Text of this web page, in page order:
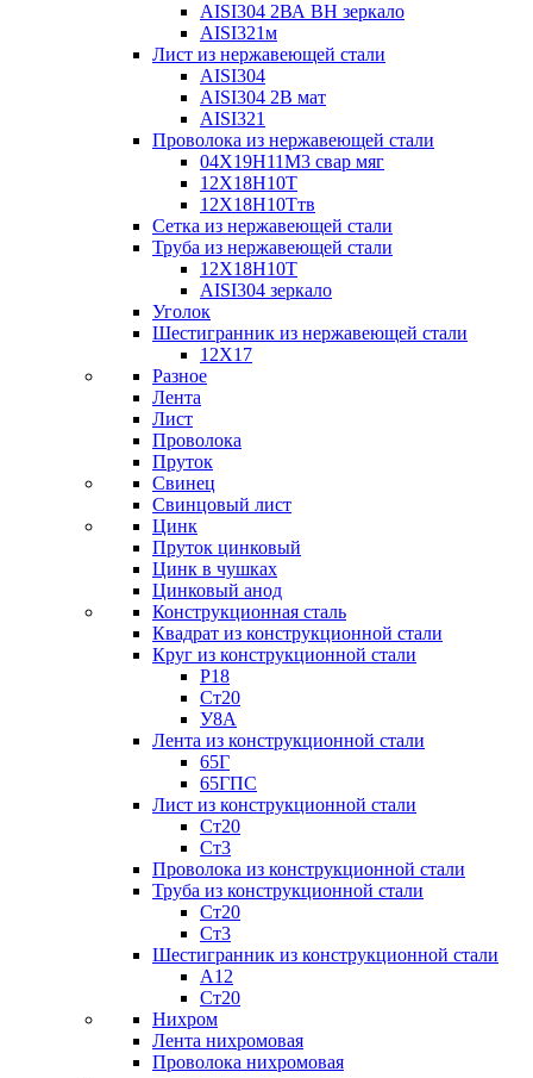
AISI304 2ВА ВН зеркало
AISI321м
Лист из нержавеющей стали
AISI304
AISI304 2В мат
AISI321
Проволока из нержавеющей стали
04Х19Н11М3 свар мяг
12Х18Н10Т
12Х18Н10Ттв
Сетка из нержавеющей стали
Труба из нержавеющей стали
12Х18Н10Т
AISI304 зеркало
Уголок
Шестигранник из нержавеющей стали
12Х17
Разное
Лента
Лист
Проволока
Пруток
Свинец
Свинцовый лист
Цинк
Пруток цинковый
Цинк в чушках
Цинковый анод
Конструкционная сталь
Квадрат из конструкционной стали
Круг из конструкционной стали
Р18
Ст20
У8А
Лента из конструкционной стали
65Г
65ГПС
Лист из конструкционной стали
Ст20
Ст3
Проволока из конструкционной стали
Труба из конструкционной стали
Ст20
Ст3
Шестигранник из конструкционной стали
А12
Ст20
Нихром
Лента нихромовая
Проволока нихромовая